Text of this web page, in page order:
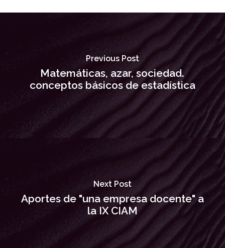
Previous Post
Matemáticas, azar, sociedad.
conceptos básicos de estadística
Next Post
Aportes de "una empresa docente" a
la IX CIAM